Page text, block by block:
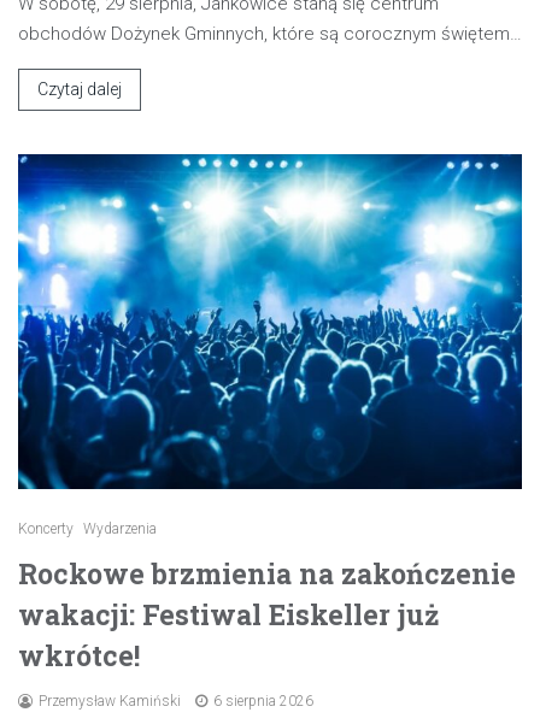
obchodów Dożynek Gminnych, które są corocznym świętem…
Czytaj dalej
Koncerty Wydarzenia
Rockowe brzmienia na zakończenie
wakacji: Festiwal Eiskeller już
wkrótce!
Przemysław Kamiński 6 sierpnia 2026